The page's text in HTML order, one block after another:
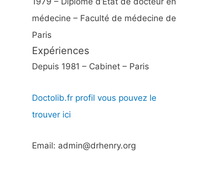
médecine – Faculté de médecine de
Paris
Expériences
Depuis 1981 – Cabinet – Paris
Doctolib.fr profil vous pouvez le
trouver ici
Email: admin@drhenry.org